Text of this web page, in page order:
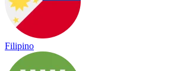
Filipino